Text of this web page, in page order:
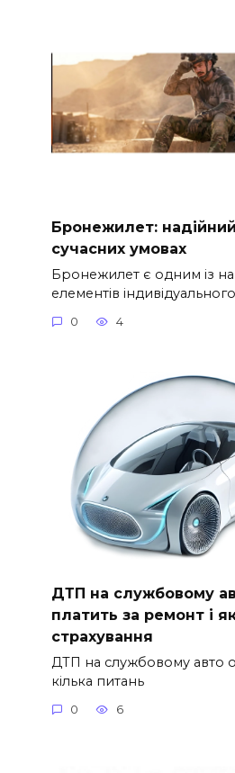
Бронежилет:
сучасних умовах
Бронежилет є одним із
елементів індивідуального
0 4
ДТП на службовому
платить за ремонт і
страхування
ДТП на службовому авто
кілька питань
0 6